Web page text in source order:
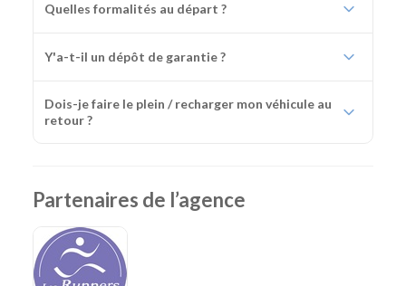
Quelles formalités au départ ?
Y'a-t-il un dépôt de garantie ?
Dois-je faire le plein / recharger mon véhicule au
retour ?
Partenaires de l’agence